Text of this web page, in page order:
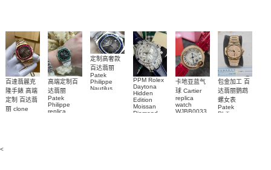
百達翡麗克
隆手錶 高端
定制 百达翡
丽 clone
高端定制百
达翡丽
Patek
Philippe
replica
定制高奢款
百达翡丽
Patek
Philippe
Nautilus
PPM Rolex
Daytona
Hidden
Edition
Moissan
Diamond
卡地亚蓝气
球 Cartier
replica
watch
WJBB0033
包金加工 百
达翡丽鹦鹉
螺女表
Patek
Philippe
<